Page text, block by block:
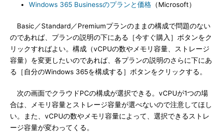
Windows 365 Businessのプランと価格 （Microsoft）
Basic／Standard／Premiumプランのままの構成で問題のない
のであれば、プランの説明の下にある［今すぐ購入］ボタンをク
リックすればよい。構成（vCPUの数やメモリ容量、ストレージ
容量）を変更したいのであれば、各プランの説明のさらに下にあ
る［自分のWindows 365を構成する］ボタンをクリックする。
次の画面でクラウドPCの構成が選択できる。vCPUが1つの場
合は、メモリ容量とストレージ容量が選べないので注意してほし
い。また、vCPUの数やメモリ容量によって、選択できるストレ
ージ容量が変わってくる。